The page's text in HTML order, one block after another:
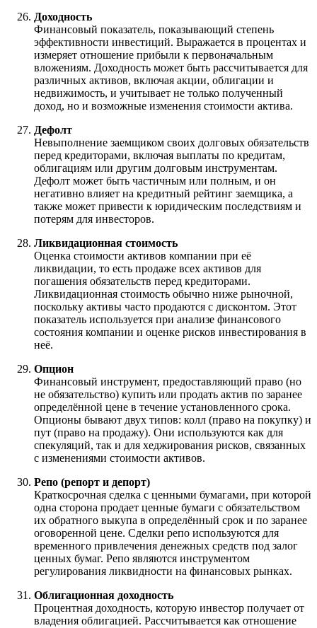
Доходность
Финансовый показатель, показывающий степень
эффективности инвестиций. Выражается в процентах и
измеряет отношение прибыли к первоначальным
вложениям. Доходность может быть рассчитывается для
различных активов, включая акции, облигации и
недвижимость, и учитывает не только полученный
доход, но и возможные изменения стоимости актива.
Дефолт
Невыполнение заемщиком своих долговых обязательств
перед кредиторами, включая выплаты по кредитам,
облигациям или другим долговым инструментам.
Дефолт может быть частичным или полным, и он
негативно влияет на кредитный рейтинг заемщика, а
также может привести к юридическим последствиям и
потерям для инвесторов.
Ликвидационная стоимость
Оценка стоимости активов компании при её
ликвидации, то есть продаже всех активов для
погашения обязательств перед кредиторами.
Ликвидационная стоимость обычно ниже рыночной,
поскольку активы часто продаются с дисконтом. Этот
показатель используется при анализе финансового
состояния компании и оценке рисков инвестирования в
неё.
Опцион
Финансовый инструмент, предоставляющий право (но
не обязательство) купить или продать актив по заранее
определённой цене в течение установленного срока.
Опционы бывают двух типов: колл (право на покупку) и
пут (право на продажу). Они используются как для
спекуляций, так и для хеджирования рисков, связанных
с изменениями стоимости активов.
Репо (репорт и депорт)
Краткосрочная сделка с ценными бумагами, при которой
одна сторона продает ценные бумаги с обязательством
их обратного выкупа в определённый срок и по заранее
оговоренной цене. Сделки репо используются для
временного привлечения денежных средств под залог
ценных бумаг. Репо являются инструментом
регулирования ликвидности на финансовых рынках.
Облигационная доходность
Процентная доходность, которую инвестор получает от
владения облигацией. Рассчитывается как отношение